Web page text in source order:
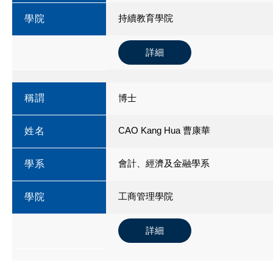
學院 持續教育學院
詳細
稱謂 博士
姓名 CAO Kang Hua 曹康華
學系 會計、經濟及金融學系
學院 工商管理學院
詳細